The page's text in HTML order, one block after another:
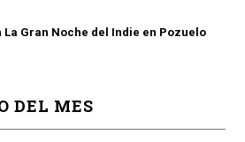
Gran Noche del Indie en Pozuelo
DEL MES